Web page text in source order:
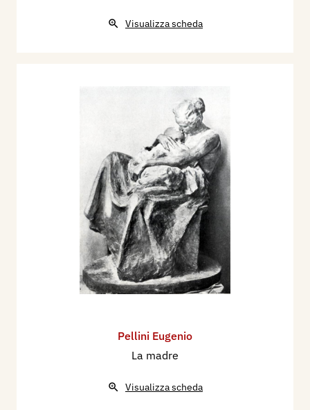
Visualizza scheda
Pellini Eugenio
La madre
Visualizza scheda